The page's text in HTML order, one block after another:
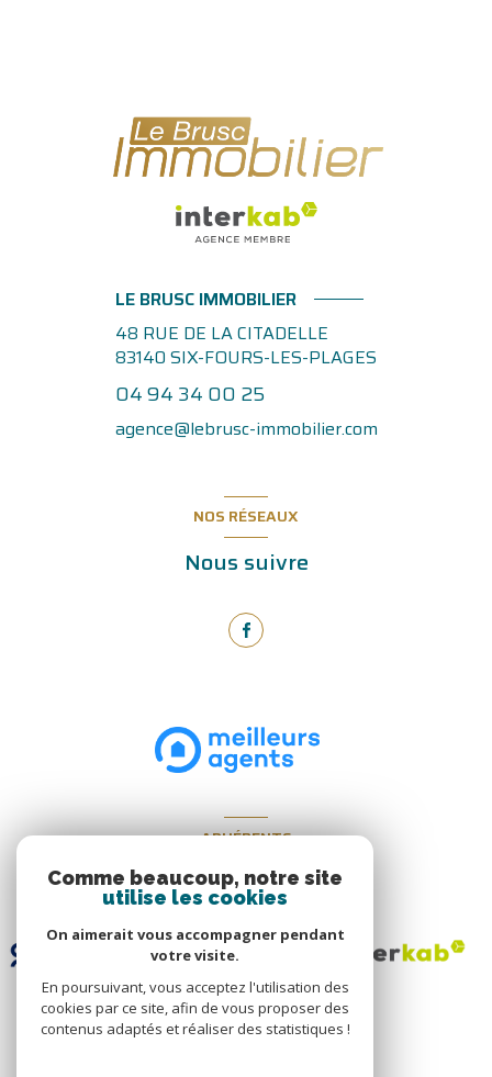
LE BRUSC IMMOBILIER
48 RUE DE LA CITADELLE
83140 SIX-FOURS-LES-PLAGES
04 94 34 00 25
agence@lebrusc-immobilier.com
NOS RÉSEAUX
Nous suivre
ADHÉRENTS
Nous adhérons
Comme beaucoup, notre site
utilise les cookies
On aimerait vous accompagner pendant
votre visite.
En poursuivant, vous acceptez l'utilisation des
cookies par ce site, afin de vous proposer des
contenus adaptés et réaliser des statistiques !